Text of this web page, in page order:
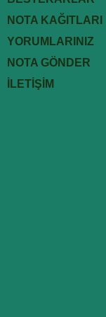
NOTA KAĞITLARI
YORUMLARINIZ
NOTA GÖNDER
İLETİŞİM